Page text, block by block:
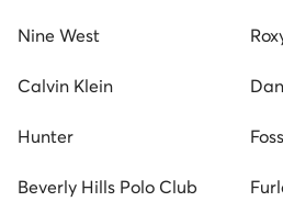
Nine West
Calvin Klein
Hunter
Beverly Hills Polo Club